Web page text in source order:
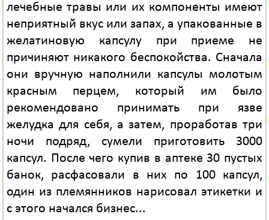
лечебные травы или их компоненты имеют
неприятный вкус или запах, а упакованные в
желатиновую капсулу при приеме не
причиняют никакого беспокойства. Сначала
они вручную наполнили капсулы молотым
красным перцем, который им было
рекомендовано принимать при язве
желудка для себя, а затем, проработав три
ночи подряд, сумели приготовить 3000
капсул. После чего купив в аптеке 30 пустых
банок, расфасовали в них по 100 капсул,
один из племянников нарисовал этикетки и
с этого начался бизнес...